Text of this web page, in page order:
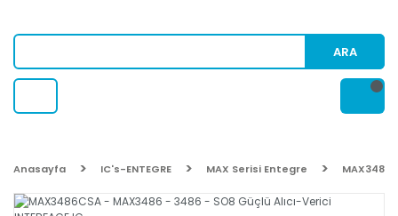
ARA
Anasayfa IC's-ENTEGRE MAX Serisi Entegre